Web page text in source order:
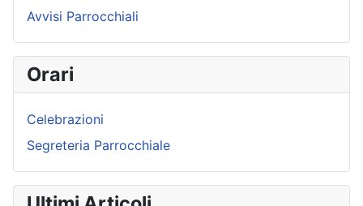
Avvisi Parrocchiali
Orari
Celebrazioni
Segreteria Parrocchiale